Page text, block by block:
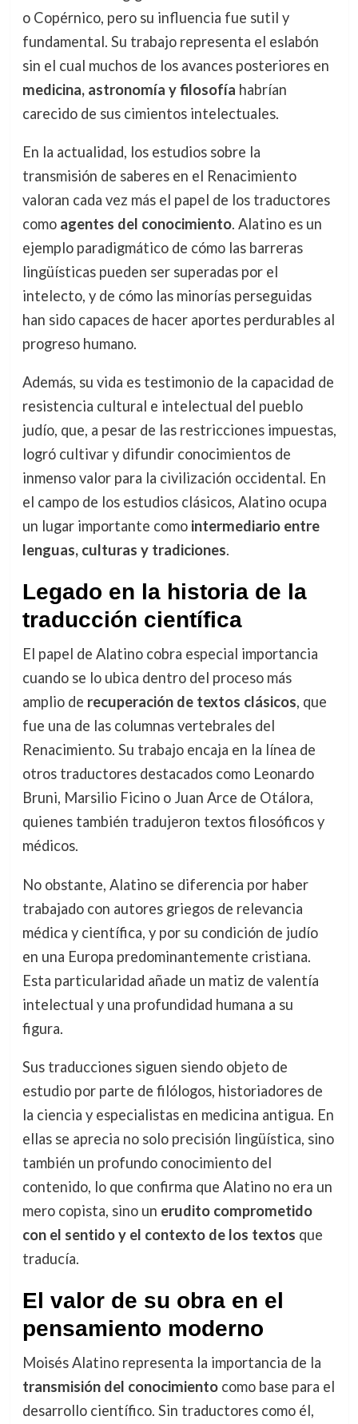
o Copérnico, pero su influencia fue sutil y
fundamental. Su trabajo representa el eslabón
sin el cual muchos de los avances posteriores en
medicina, astronomía y filosofía habrían
carecido de sus cimientos intelectuales.
En la actualidad, los estudios sobre la
transmisión de saberes en el Renacimiento
valoran cada vez más el papel de los traductores
como agentes del conocimiento. Alatino es un
ejemplo paradigmático de cómo las barreras
lingüísticas pueden ser superadas por el
intelecto, y de cómo las minorías perseguidas
han sido capaces de hacer aportes perdurables al
progreso humano.
Además, su vida es testimonio de la capacidad de
resistencia cultural e intelectual del pueblo
judío, que, a pesar de las restricciones impuestas,
logró cultivar y difundir conocimientos de
inmenso valor para la civilización occidental. En
el campo de los estudios clásicos, Alatino ocupa
un lugar importante como intermediario entre
lenguas, culturas y tradiciones.
Legado en la historia de la
traducción científica
El papel de Alatino cobra especial importancia
cuando se lo ubica dentro del proceso más
amplio de recuperación de textos clásicos, que
fue una de las columnas vertebrales del
Renacimiento. Su trabajo encaja en la línea de
otros traductores destacados como Leonardo
Bruni, Marsilio Ficino o Juan Arce de Otálora,
quienes también tradujeron textos filosóficos y
médicos.
No obstante, Alatino se diferencia por haber
trabajado con autores griegos de relevancia
médica y científica, y por su condición de judío
en una Europa predominantemente cristiana.
Esta particularidad añade un matiz de valentía
intelectual y una profundidad humana a su
figura.
Sus traducciones siguen siendo objeto de
estudio por parte de filólogos, historiadores de
la ciencia y especialistas en medicina antigua. En
ellas se aprecia no solo precisión lingüística, sino
también un profundo conocimiento del
contenido, lo que confirma que Alatino no era un
mero copista, sino un erudito comprometido
con el sentido y el contexto de los textos que
traducía.
El valor de su obra en el
pensamiento moderno
Moisés Alatino representa la importancia de la
transmisión del conocimientocomo base para el
desarrollo científico. Sin traductores como él,